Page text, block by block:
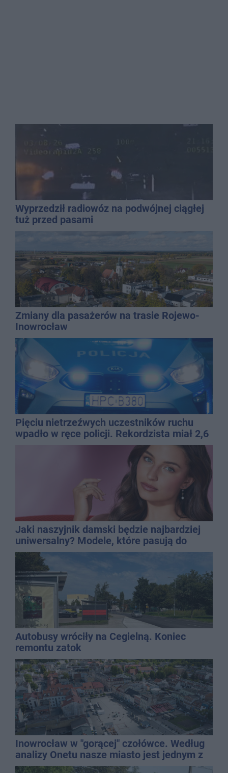
Wyprzedził radiowóz na podwójnej ciągłej
tuż przed pasami
Zmiany dla pasażerów na trasie Rojewo-
Inowrocław
Pięciu nietrzeźwych uczestników ruchu
wpadło w ręce policji. Rekordzista miał 2,6
Jaki naszyjnik damski będzie najbardziej
uniwersalny? Modele, które pasują do
wielu stylizacji
Autobusy wróciły na Cegielną. Koniec
remontu zatok
Inowrocław w "gorącej" czołówce. Według
analizy Onetu nasze miasto jest jednym z
najbardziej narażonych na upały